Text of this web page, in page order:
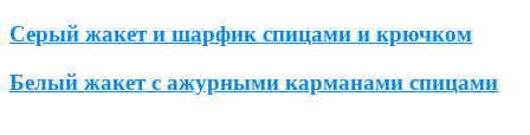
Серый жакет и шарфик спицами и крючком
Белый жакет с ажурными карманами спицами